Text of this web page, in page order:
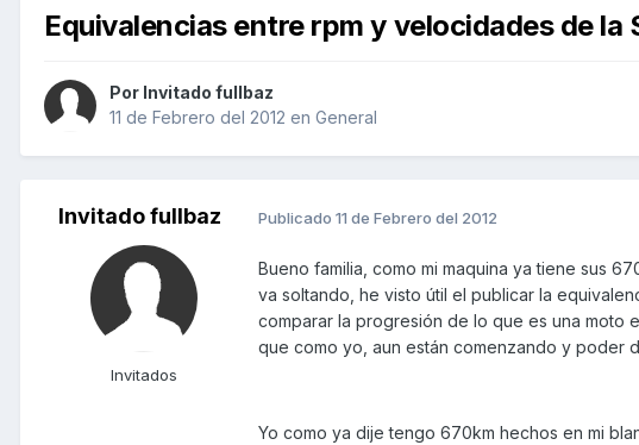
Equivalencias entre rpm y velocidades de la
Por Invitado fullbaz
11 de Febrero del 2012 en General
Invitado fullbaz
Invitados
Publicado 11 de Febrero del 2012
Bueno familia, como mi maquina ya tiene sus
va soltando, he visto útil el publicar la
comparar la progresión de lo que es una moto
que como yo, aun están comenzando y poder
Yo como ya dije tengo 670km hechos en mi